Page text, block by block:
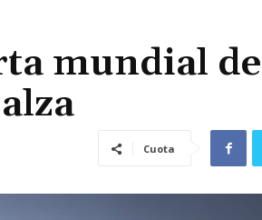
mundial de
Cuota